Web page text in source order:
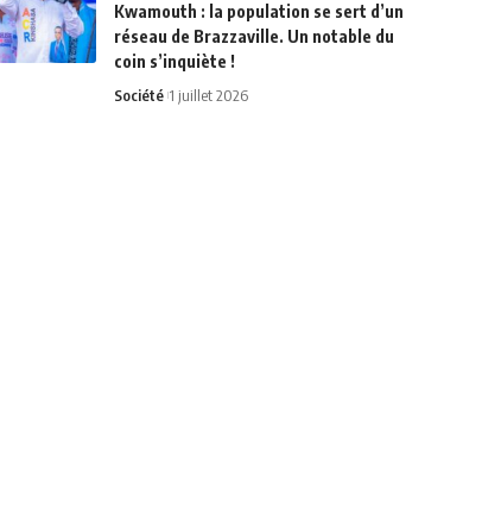
Kwamouth : la population se sert d’un
réseau de Brazzaville. Un notable du
coin s’inquiète !
Société 1 juillet 2026